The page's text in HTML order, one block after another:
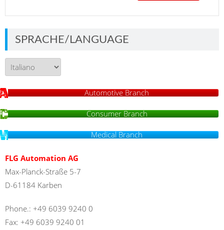
SPRACHE/LANGUAGE
Sprache/Language
Automotive Branch
Consumer Branch
Medical Branch
FLG Automation AG
Max-Planck-Straße 5-7
D-61184 Karben
Phone.: +49 6039 9240 0
Fax: +49 6039 9240 01